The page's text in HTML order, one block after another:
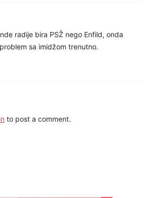
radije bira PSŽ nego Enfild, onda
sa imidžom trenutno.
to post a comment.